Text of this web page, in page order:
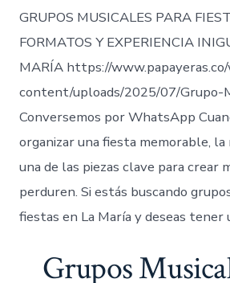
GRUPOS MUSICALES PARA
FORMATOS Y EXPERIENCIA
MARÍA https://
content/uploads/2025/07/Grupo-
Conversemos por WhatsApp
organizar una fiesta memorable, la
una de las piezas clave para crear
perduren. Si estás buscando
fiestas en La María y deseas tener
Grupos